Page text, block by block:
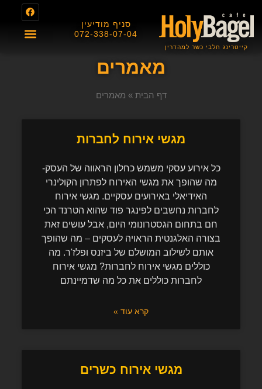
קייטרינג חלבי כשר למהדרין
סניף מודיעין
072-338-07-04
מאמרים
דף הבית » מאמרים
מגשי אירוח לחברות
כל אירוע עסקי משמש כחלון הראווה של העסק-
מה שהופך את מגשי האירוח לפתרון הקולינרי
האידיאלי באירועים עסקיים. מגשי אירוח
לחברות נחשבים לפינגר פוד שהוא הטרנד הכי
חם בתחום הגסטרונומי היום, אבל עושים זאת
בצורה האלגנטית הראויה לעסקים – מה שהופך
אותם לשילוב המושלם של ביזנס ופלז'ר. מה
כוללים מגשי אירוח לחברות? מגשי אירוח
לחברות כוללים את כל מה שדמיינתם
קרא עוד »
מגשי אירוח כשרים